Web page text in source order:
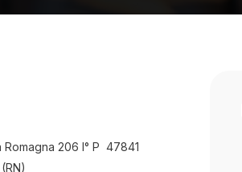
Romagna 206 I° P 47841